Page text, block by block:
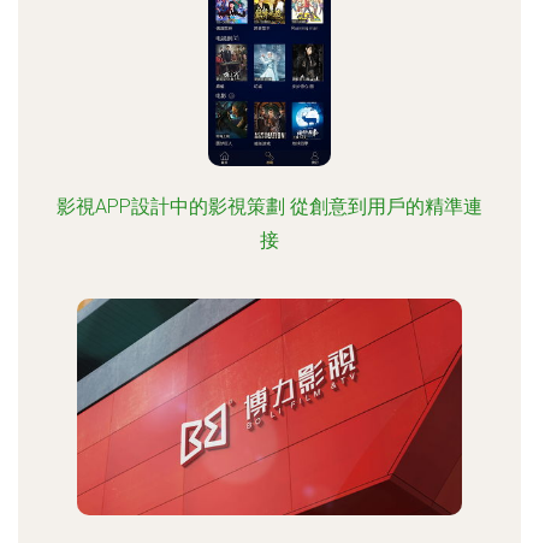
影視APP設計中的影視策劃 從創意到用戶的精準連
接